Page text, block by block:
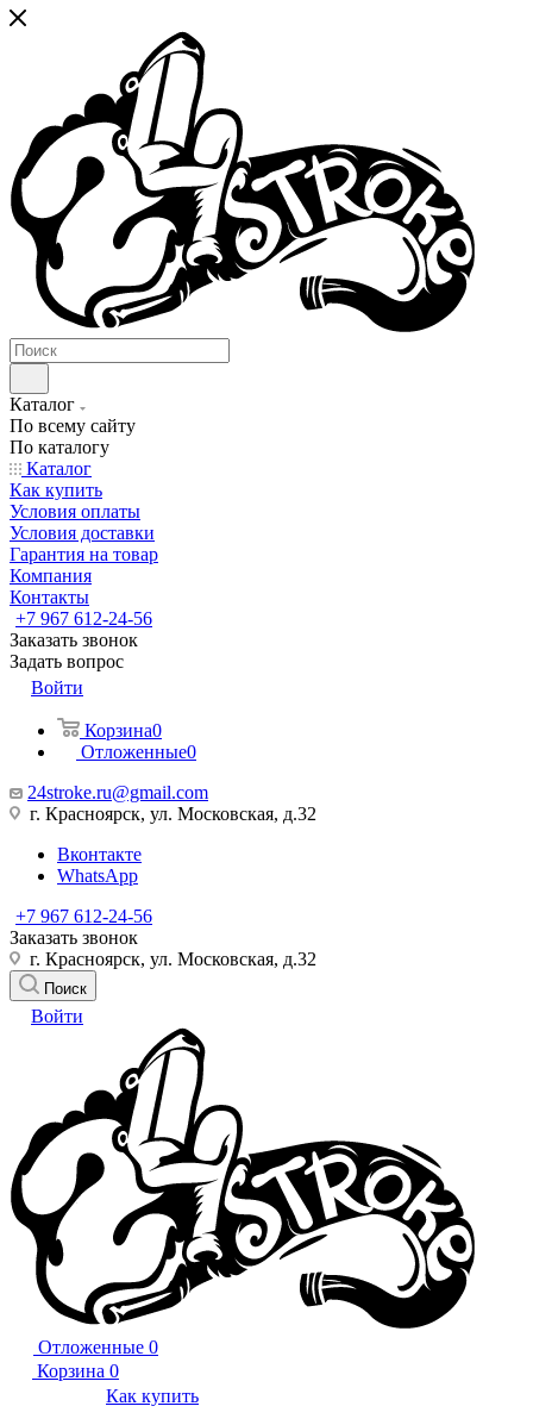
Каталог
По всему сайту
По каталогу
Каталог
Как купить
Условия оплаты
Условия доставки
Гарантия на товар
Компания
Контакты
+7 967 612-24-56
Заказать звонок
Задать вопрос
Войти
Корзина0
Отложенные0
24stroke.ru@gmail.com
г. Красноярск, ул. Московская, д.32
Вконтакте
WhatsApp
+7 967 612-24-56
Заказать звонок
г. Красноярск, ул. Московская, д.32
Поиск
Войти
Отложенные 0
Корзина 0
Как купить